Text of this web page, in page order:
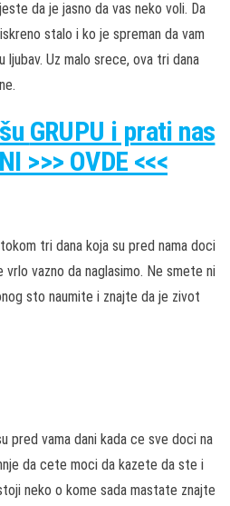
da je jasno da vas neko voli. Da
stalo i ko je spreman da vam
ljubav. Uz malo srece, ova tri dana
GRUPU i prati nas
>>> OVDE <<<
tri dana koja su pred nama doci
vazno da naglasimo. Ne smete ni
sto naumite i znajte da je zivot
pred vama dani kada ce sve doci na
da cete moci da kazete da ste i
neko o kome sada mastate znajte